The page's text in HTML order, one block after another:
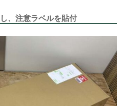
、注意ラベルを貼付